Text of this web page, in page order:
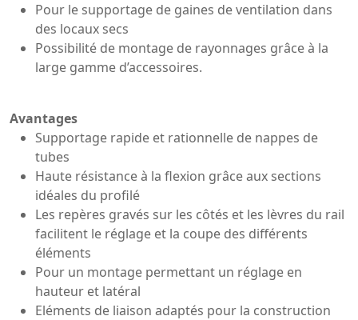
Pour le supportage de gaines de ventilation dans
des locaux secs
Possibilité de montage de rayonnages grâce à la
large gamme d’accessoires.
Avantages
Supportage rapide et rationnelle de nappes de
tubes
Haute résistance à la flexion grâce aux sections
idéales du profilé
Les repères gravés sur les côtés et les lèvres du rail
facilitent le réglage et la coupe des différents
éléments
Pour un montage permettant un réglage en
hauteur et latéral
Eléments de liaison adaptés pour la construction